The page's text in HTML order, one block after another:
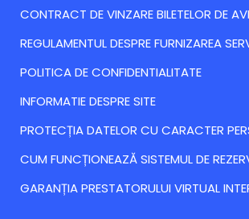
CONTRACT DE VINZARE BILETELOR DE
REGULAMENTUL DESPRE FURNIZAREA
POLITICA DE CONFIDENTIALITATE
INFORMATIE DESPRE SITE
PROTECȚIA DATELOR CU CARACTER
CUM FUNCȚIONEAZĂ SISTEMUL DE
GARANȚIA PRESTATORULUI VIRTUAL